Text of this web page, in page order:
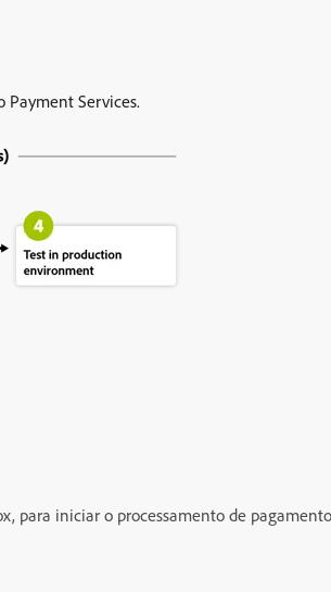
Payment Services.
para iniciar o processamento de